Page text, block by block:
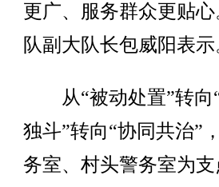
更广、服务群众更贴
队副大队长包威阳表示
从“被动处置”转向“
独斗”转向“协同共治”
务室、村头警务室为